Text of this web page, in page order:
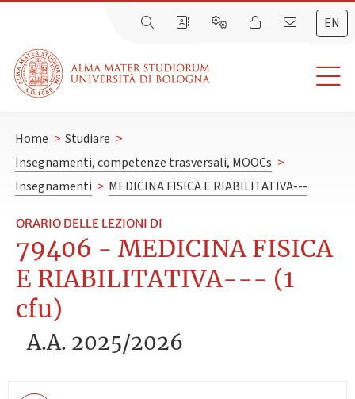
EN
Home > Studiare >
Insegnamenti, competenze trasversali, MOOCs >
Insegnamenti > MEDICINA FISICA E RIABILITATIVA---
ORARIO DELLE LEZIONI DI
79406 - MEDICINA FISICA
E RIABILITATIVA--- (1
cfu)
A.A. 2025/2026